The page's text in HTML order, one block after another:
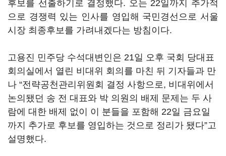
후보를 선출하기로 결정했다. 오는 22일까지 추가적
으로 경쟁력 있는 인사를 영입해 국민경선으로 서울
시장 최종후보를 가려내겠다는 방침이다.
고용진 민주당 수석대변인은 21일 오후 국회 당대표
회의실에서 열린 비대위 회의를 마친 뒤 기자들과 만
나 “전략공천관리위원회 결정 사항으로, 비대위에서
논의됐던 송 전 대표와 박 의원의 배제 문제는 두 사
람에 대한 배제 없이 이 분들을 포함해 22일 금요일
까지 추가로 후보를 영입하는 것으로 정리가 됐다”고
설명했다.